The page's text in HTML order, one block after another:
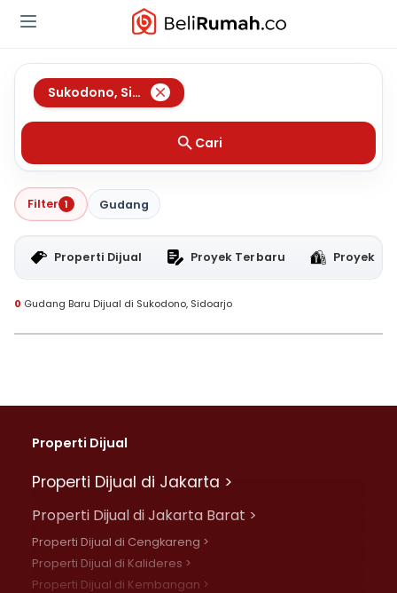
Sukodono, Sidoarjo
Cari
Filter 1 Gudang
Properti Dijual Proyek Terbaru Proyek
0 Gudang Baru Dijual di Sukodono, Sidoarjo
Properti Dijual
Properti Dijual di Jakarta >
Properti Dijual di Jakarta Barat >
Properti Dijual di Cengkareng >
Properti Dijual di Kalideres >
Properti Dijual di Kembangan >